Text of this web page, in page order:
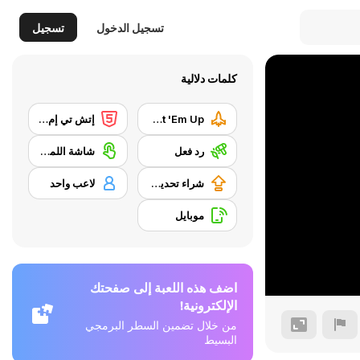
تسجيل الدخول تسجيل
كلمات دلالية
Shoot 'Em Up إتش تي إم إل 5
رد فعل شاشة اللمس
شراء تحديث المعدات لاعب واحد
موبايل
اضف هذه اللعبة إلى صفحتك
الإلكترونية!
من خلال تضمين السطر البرمجي
البسيط